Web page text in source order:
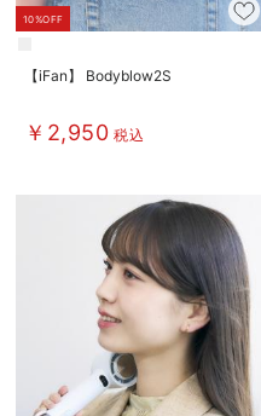
10%OFF
【iFan】 Bodyblow2S
￥2,950 税込